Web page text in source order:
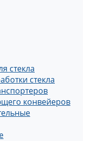
стекла
стекла
конвейеров